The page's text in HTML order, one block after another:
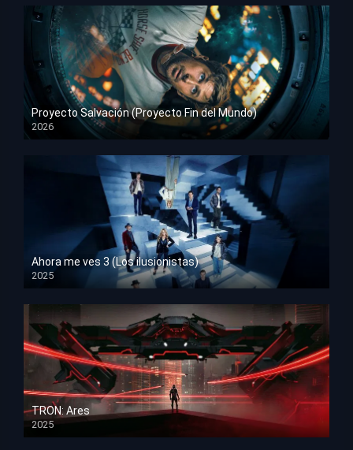
Proyecto Salvación (Proyecto Fin del Mundo)
2026
HD 1080p
Ahora me ves 3 (Los ilusionistas)
2025
HD 1080p
TRON: Ares
2025
HD 1080p